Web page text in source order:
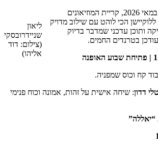
ליאון
שניידרובסקי
(צילום: דוד
אליהו)
בין התאריכים 12–15 במאי 2026, קריית המוזיאונים
30) תהפוך ללוקיישן הכי לוהט עם שילוב מדויק
ותוכן עדכני שמדבר בדיוק
בטרנדים החמים.
דדון: שיחה אישית על זהות, אמונה וכוח פנימי